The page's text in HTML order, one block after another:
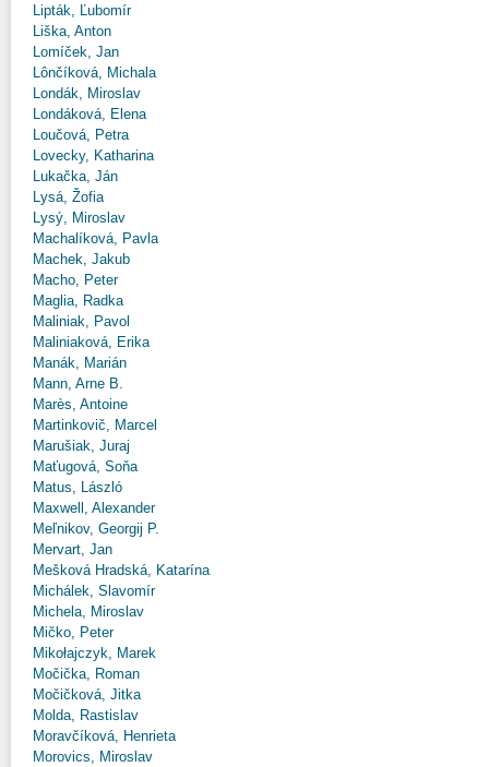
Lipták, Ľubomír
Liška, Anton
Lomíček, Jan
Lônčíková, Michala
Londák, Miroslav
Londáková, Elena
Loučová, Petra
Lovecky, Katharina
Lukačka, Ján
Lysá, Žofia
Lysý, Miroslav
Machalíková, Pavla
Machek, Jakub
Macho, Peter
Maglia, Radka
Maliniak, Pavol
Maliniaková, Erika
Manák, Marián
Mann, Arne B.
Marès, Antoine
Martinkovič, Marcel
Marušiak, Juraj
Maťugová, Soňa
Matus, László
Maxwell, Alexander
Meľnikov, Georgij P.
Mervart, Jan
Mešková Hradská, Katarína
Michálek, Slavomír
Michela, Miroslav
Mičko, Peter
Mikołajczyk, Marek
Močička, Roman
Močičková, Jitka
Molda, Rastislav
Moravčíková, Henrieta
Morovics, Miroslav